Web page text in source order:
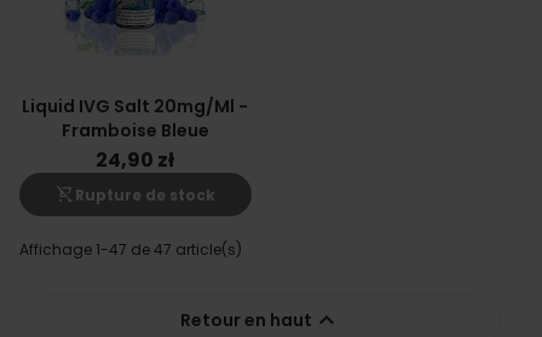
Liquid IVG Salt 20mg/ml -
Framboise Bleue
24,90 zł
shopping_cart_off Rupture de stock
Affichage 1-47 de 47 article(s)
Retour en haut 